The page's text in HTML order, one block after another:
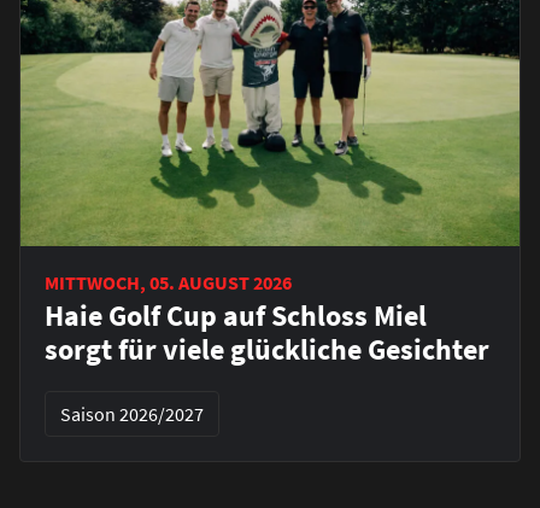
MITTWOCH, 05. AUGUST 2026
Haie Golf Cup auf Schloss Miel
sorgt für viele glückliche Gesichter
Saison 2026/2027